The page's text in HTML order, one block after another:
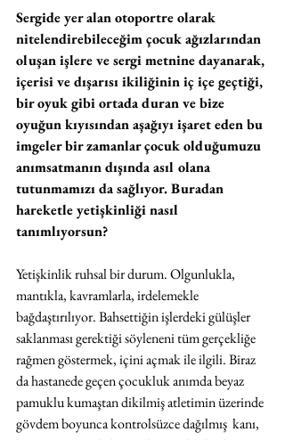
Sergide yer alan otoportre olarak
nitelendirebileceğim çocuk ağızlarından
oluşan işlere ve sergi metnine dayanarak,
içerisi ve dışarısı ikiliğinin iç içe geçtiği,
bir oyuk gibi ortada duran ve bize
oyuğun kıyısından aşağıyı işaret eden bu
imgeler bir zamanlar çocuk olduğumuzu
anımsatmanın dışında asıl olana
tutunmamızı da sağlıyor. Buradan
hareketle yetişkinliği nasıl
tanımlıyorsun?
Yetişkinlik ruhsal bir durum. Olgunlukla,
mantıkla, kavramlarla, irdelemekle
bağdaştırılıyor. Bahsettiğin işlerdeki gülüşler
saklanması gerektiği söyleneni tüm gerçekliğe
rağmen göstermek, içini açmak ile ilgili. Biraz
da hastanede geçen çocukluk anımda beyaz
pamuklu kumaştan dikilmiş atletimin üzerinde
gövdem boyunca kontrolsüzce dağılmış  kanı,